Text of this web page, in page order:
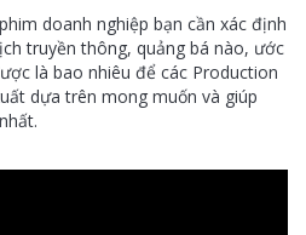
doanh nghiệp bạn cần xác định
truyền thông, quảng bá nào, ước
là bao nhiêu để các Production
dựa trên mong muốn và giúp